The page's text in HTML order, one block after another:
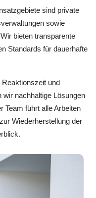
sind private
sowie
bieten transparente
Standards für dauerhafte
und
wir nachhaltige Lösungen
Team führt alle Arbeiten
Wiederherstellung der